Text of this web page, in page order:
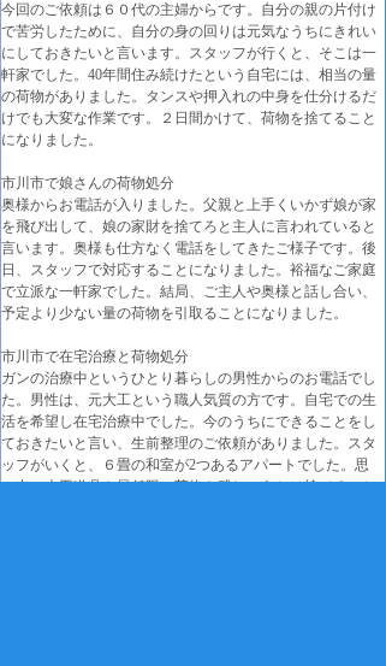
今回のご依頼は６０代の主婦からです。自分の親の片付け
で苦労したために、自分の身の回りは元気なうちにきれい
にしておきたいと言います。スタッフが行くと、そこは一
軒家でした。40年間住み続けたという自宅には、相当の量
の荷物がありました。タンスや押入れの中身を仕分けるだ
けでも大変な作業です。２日間かけて、荷物を捨てること
になりました。
市川市で娘さんの荷物処分
奥様からお電話が入りました。父親と上手くいかず娘が家
を飛び出して、娘の家財を捨てろと主人に言われていると
言います。奥様も仕方なく電話をしてきたご様子です。後
日、スタッフで対応することになりました。裕福なご家庭
で立派な一軒家でした。結局、ご主人や奥様と話し合い、
予定より少ない量の荷物を引取ることになりました。
市川市で在宅治療と荷物処分
ガンの治療中というひとり暮らしの男性からのお電話でし
た。男性は、元大工という職人気質の方です。自宅での生
活を希望し在宅治療中でした。今のうちにできることをし
ておきたいと言い、生前整理のご依頼がありました。スタ
ッフがいくと、６畳の和室が2つあるアパートでした。思
い出の大工道具や最低限の荷物を残し、あとは捨てること